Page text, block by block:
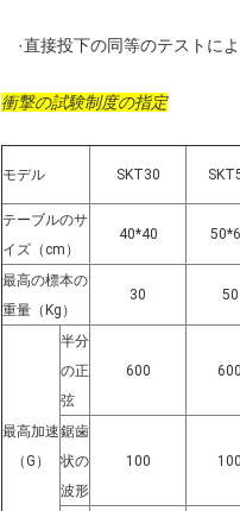
·直接投下の同等のテストに
衝撃の試験制度の指定
モデル SKT30
テーブルのサ
イズ（cm）
40*40
最高の標本の
重量（Kg）
30 50
最高加速
（G）
半分
の正
弦
600 600
鋸歯
状の
波形
100 100